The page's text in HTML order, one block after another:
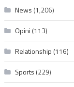
News (1,206)
Opini (113)
Relationship (116)
Sports (229)